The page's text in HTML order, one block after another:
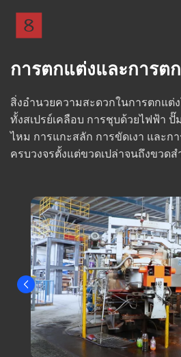
การตกแต่งและการต
สิ่งอำนวยความสะดวกในการตกแต่
ทั้งสเปรย์เคลือบ การชุบด้วยไฟฟ้า
ไหม การแกะสลัก การขัดเงา และ
ครบวงจรตั้งแต่ขวดเปล่าจนถึงขวดส